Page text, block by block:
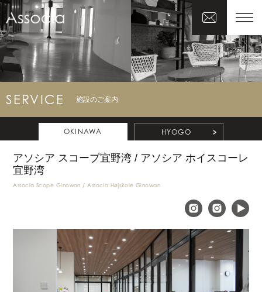
SERVICE 施設のご案内
OKINAWA HYOGO
アソシア スコープ宜野湾 / アソシア ホイスコーレ
宜野湾
Associa Scope Ginowan / Associa Højskole Ginowan